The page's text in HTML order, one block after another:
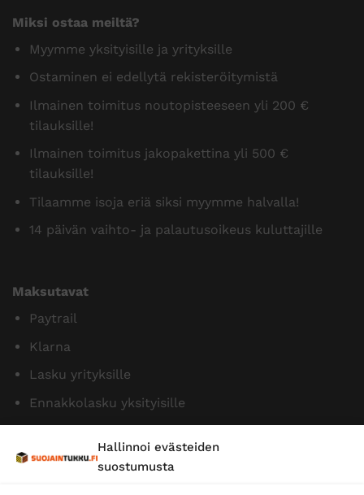
Hallinnoi evästeiden
suostumusta
Miksi ostaa meiltä?
Myymme yksityisille ja yrityksille
Ostaminen ei edellytä rekisteröitymistä
Ilmainen toimitus noutopisteeseen yli 200 €
tilauksille!
Ilmainen toimitus jakopakettina yli 500 €
tilauksille!
Tilaamme isoja eriä siksi myymme halvalla!
14 päivän vaihto- ja palautusoikeus kuluttajille
Maksutavat
Paytrail
Klarna
Lasku yrityksille
Ennakkolasku yksityisille